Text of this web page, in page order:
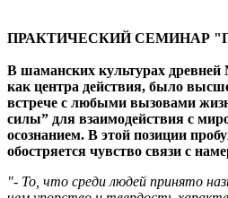
ПРАКТИЧЕСКИЙ СЕМИНАР
В шаманских культурах древней
как центра действия, было
встрече с любыми вызовами
силы” для взаимодействия с
осознанием. В этой позиции
обостряется чувство связи с
"- То, что среди людей принято